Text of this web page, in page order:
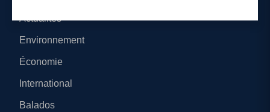
Actualités
Environnement
Économie
International
Balados